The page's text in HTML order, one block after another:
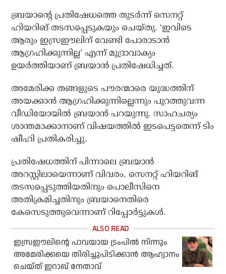
ബ്രയാന്റെ പ്രതിഷേധത്തെ തുടര്‍ന്ന് സെനറ്റ്
ഹിയറിങ് തടസപ്പെടുകയും ചെയ്തു. ‘ഇവിടെ
ആരും ഇസ്രഈലിന് വേണ്ടി പോരാടാന്‍
ആഗ്രഹിക്കുന്നില്ല’ എന്ന് മുദ്രാവാക്യം
ഉയര്‍ത്തിയാണ് ബ്രയാന്‍ പ്രതിഷേധിച്ചത്.
അമേരിക്ക തങ്ങളുടെ പൗരന്മാരെ യുദ്ധത്തിന്
അയക്കാന്‍ ആഗ്രഹിക്കുന്നില്ലെന്നും പുറത്തുവന്ന
വീഡിയോയില്‍ ബ്രയാന്‍ പറയുന്നു. സാഹചര്യം
ശാന്തമാക്കാനാണ് വിഷയത്തില്‍ ഇടപെട്ടതെന്ന് ടിം
ഷീഹി പ്രതികരിച്ചു.
പ്രതിഷേധത്തിന് പിന്നാലെ ബ്രയാന്‍
അറസ്റ്റിലായെന്നാണ് വിവരം. സെനറ്റ് ഹിയറിങ്
തടസപ്പെടുത്തിയതിനും പൊലീസിനെ
അതിക്രമിച്ചതിനും ബ്രയാനെതിരെ
കേസെടുത്തുവെന്നാണ് റിപ്പോര്‍ട്ടുകള്‍.
ഇസ്രഈലിന്റെ പാവയായ ട്രംപിൽ നിന്നും
അമേരിക്കയെ തിരിച്ചുപിടിക്കാൻ ആഹ്വാനം
ചെയ്ത് ഇറാഖ് നേതാവ്